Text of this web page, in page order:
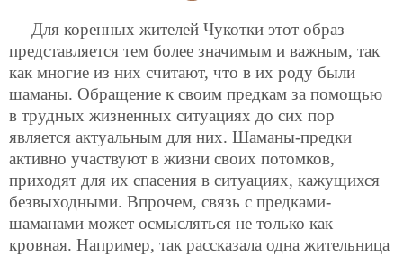
Для коренных жителей Чукотки этот образ
представляется тем более значимым и важным, так
как многие из них считают, что в их роду были
шаманы. Обращение к своим предкам за помощью
в трудных жизненных ситуациях до сих пор
является актуальным для них. Шаманы-предки
активно участвуют в жизни своих потомков,
приходят для их спасения в ситуациях, кажущихся
безвыходными. Впрочем, связь с предками-
шаманами может осмысляться не только как
кровная. Например, так рассказала одна жительница